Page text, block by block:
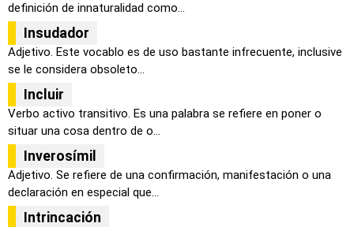
definición de innaturalidad como...
Insudador
Adjetivo. Este vocablo es de uso bastante infrecuente, inclusive
se le considera obsoleto...
Incluir
Verbo activo transitivo. Es una palabra se refiere en poner o
situar una cosa dentro de o...
Inverosímil
Adjetivo. Se refiere de una confirmación, manifestación o una
declaración en especial que...
Intrincación